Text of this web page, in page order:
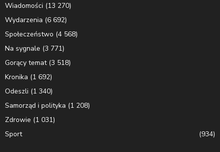
Wiadomości (13 270)
Wydarzenia (6 692)
Społeczeństwo (4 568)
Na sygnale (3 771)
Gorący temat(3 518)
Kronika (1 692)
Odeszli (1 340)
Samorząd i polityka (1 208)
Zdrowie (1 031)
Sport
(934)